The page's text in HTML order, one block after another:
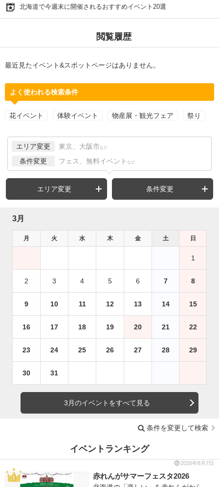
北海道で今週末に開催されるおすすめイベント20選
閲覧履歴
最近見たイベント&スポットページはありません。
よく使われる検索条件
花イベント 体験イベント 物産展・観光フェア 祭り
エリア変更 東京、大阪市 など
条件変更 フェス、無料イベント など
エリア変更 条件変更
3月
月 火 水 木 金 土 日
1
2 3 4 5 6 7 8
9 10 11 12 13 14 15
16 17 18 19 20 21 22
23 24 25 26 27 28 29
30 31
3月のイベントをすべて見る
条件を変更して検索
イベントランキング
2026年8月7日
赤れんがサマーフェスタ2026